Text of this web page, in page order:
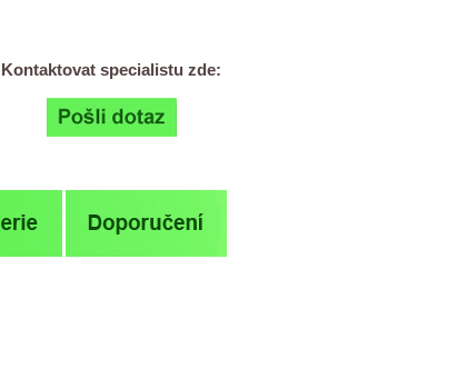
Kontaktovat specialistu zde: